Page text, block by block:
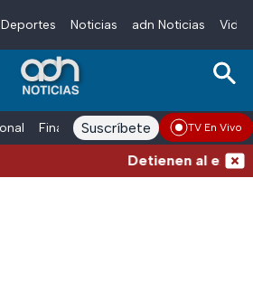
Deportes Noticias adn Noticias
Finanzas adn Noticias Radio
Suscríbete TV En Vivo
Detienen al